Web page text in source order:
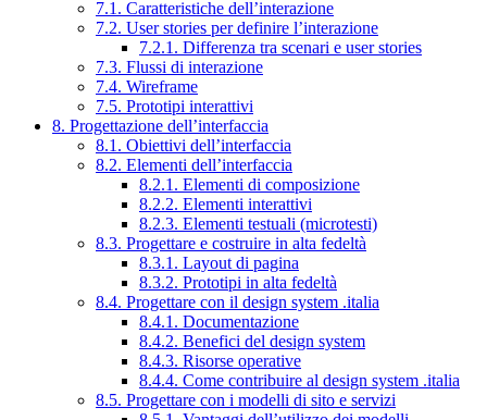
7.1. Caratteristiche dell’interazione
7.2. User stories per definire l’interazione
7.2.1. Differenza tra scenari e user stories
7.3. Flussi di interazione
7.4. Wireframe
7.5. Prototipi interattivi
8. Progettazione dell’interfaccia
8.1. Obiettivi dell’interfaccia
8.2. Elementi dell’interfaccia
8.2.1. Elementi di composizione
8.2.2. Elementi interattivi
8.2.3. Elementi testuali (microtesti)
8.3. Progettare e costruire in alta fedeltà
8.3.1. Layout di pagina
8.3.2. Prototipi in alta fedeltà
8.4. Progettare con il design system .italia
8.4.1. Documentazione
8.4.2. Benefici del design system
8.4.3. Risorse operative
8.4.4. Come contribuire al design system .italia
8.5. Progettare con i modelli di sito e servizi